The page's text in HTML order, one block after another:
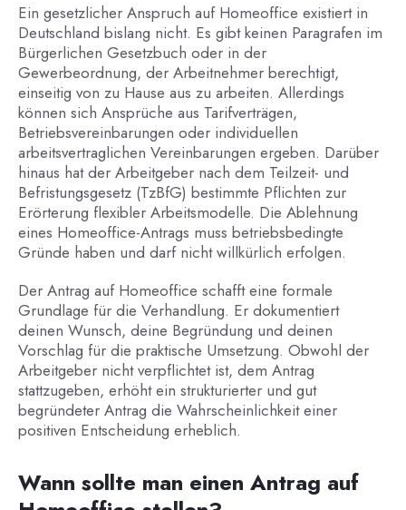
Ein gesetzlicher Anspruch auf Homeoffice existiert in
Deutschland bislang nicht. Es gibt keinen Paragrafen im
Bürgerlichen Gesetzbuch oder in der
Gewerbeordnung, der Arbeitnehmer berechtigt,
einseitig von zu Hause aus zu arbeiten. Allerdings
können sich Ansprüche aus Tarifverträgen,
Betriebsvereinbarungen oder individuellen
arbeitsvertraglichen Vereinbarungen ergeben. Darüber
hinaus hat der Arbeitgeber nach dem Teilzeit- und
Befristungsgesetz (TzBfG) bestimmte Pflichten zur
Erörterung flexibler Arbeitsmodelle. Die Ablehnung
eines Homeoffice-Antrags muss betriebsbedingte
Gründe haben und darf nicht willkürlich erfolgen.
Der Antrag auf Homeoffice schafft eine formale
Grundlage für die Verhandlung. Er dokumentiert
deinen Wunsch, deine Begründung und deinen
Vorschlag für die praktische Umsetzung. Obwohl der
Arbeitgeber nicht verpflichtet ist, dem Antrag
stattzugeben, erhöht ein strukturierter und gut
begründeter Antrag die Wahrscheinlichkeit einer
positiven Entscheidung erheblich.
Wann sollte man einen Antrag auf